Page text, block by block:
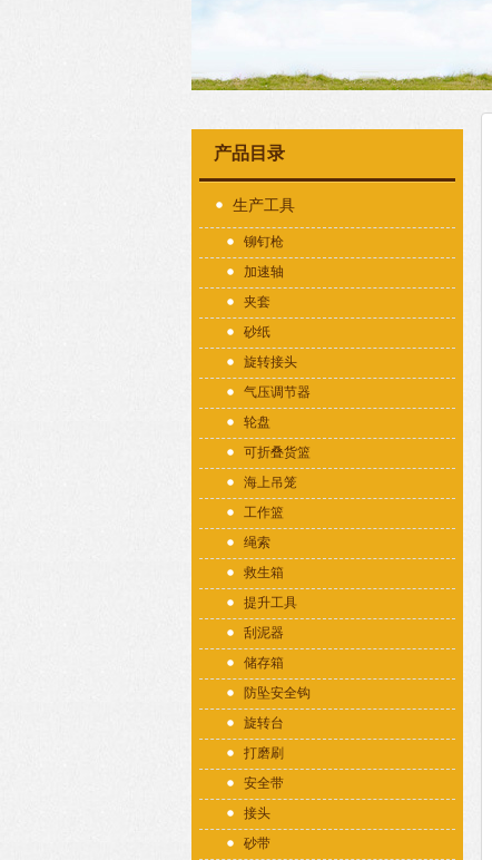
产品目录
生产工具
铆钉枪
加速轴
夹套
砂纸
旋转接头
气压调节器
轮盘
可折叠货篮
海上吊笼
工作篮
绳索
救生箱
提升工具
刮泥器
储存箱
防坠安全钩
旋转台
打磨刷
安全带
接头
砂带